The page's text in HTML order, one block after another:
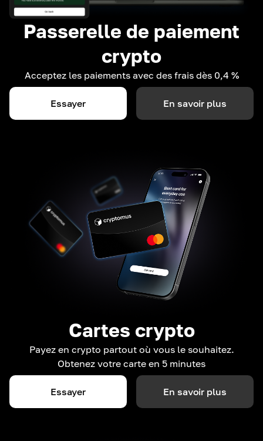
Passerelle de paiement
crypto
Acceptez les paiements avec des frais dès 0,4 %
Essayer En savoir plus
Cartes crypto
Payez en crypto partout où vous le souhaitez.
Obtenez votre carte en 5 minutes
Essayer En savoir plus